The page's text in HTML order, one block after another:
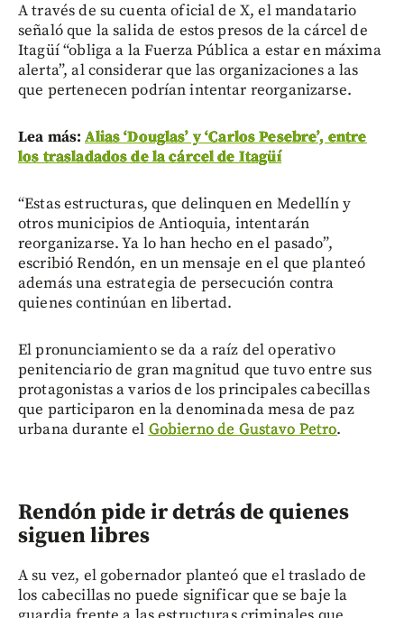
A través de su cuenta oficial de X, el mandatario
señaló que la salida de estos presos de la cárcel de
Itagüí “obliga a la Fuerza Pública a estar en máxima
alerta”, al considerar que las organizaciones a las
que pertenecen podrían intentar reorganizarse.
Lea más:Alias ‘Douglas’ y ‘Carlos Pesebre’, entre
los trasladados de la cárcel de Itagüí
“Estas estructuras, que delinquen en Medellín y
otros municipios de Antioquia, intentarán
reorganizarse. Ya lo han hecho en el pasado”,
escribió Rendón, en un mensaje en el que planteó
además una estrategia de persecución contra
quienes continúan en libertad.
El pronunciamiento se da a raíz del operativo
penitenciario de gran magnitud que tuvo entre sus
protagonistas a varios de los principales cabecillas
que participaron en la denominada mesa de paz
urbana durante el Gobierno de Gustavo Petro.
Rendón pide ir detrás de quienes
siguen libres
A su vez, el gobernador planteó que el traslado de
los cabecillas no puede significar que se baje la